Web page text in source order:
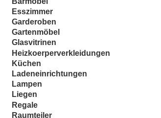
Esszimmer
Garderoben
Gartenmöbel
Glasvitrinen
Heizkoerperverkleidungen
Küchen
Ladeneinrichtungen
Lampen
Liegen
Regale
Raumteiler